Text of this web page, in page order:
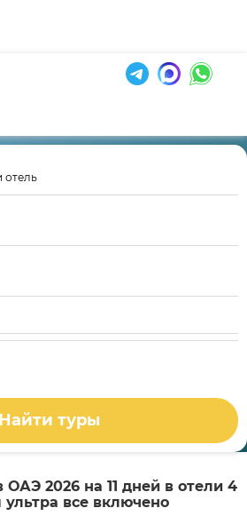
отель
Найти туры
2026 на 11 дней в отели 4
все включено